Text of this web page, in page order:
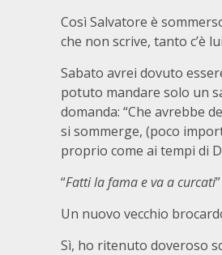
Così Salvatore è
che non scrive, tanto c’è
Sabato avrei dovuto
potuto mandare solo un
domanda: “Che avrebbe
si sommerge, (poco
proprio come ai tempi di
“Fatti la fama e va a curcati”
Un nuovo vecchio
Sì, ho ritenuto doveroso